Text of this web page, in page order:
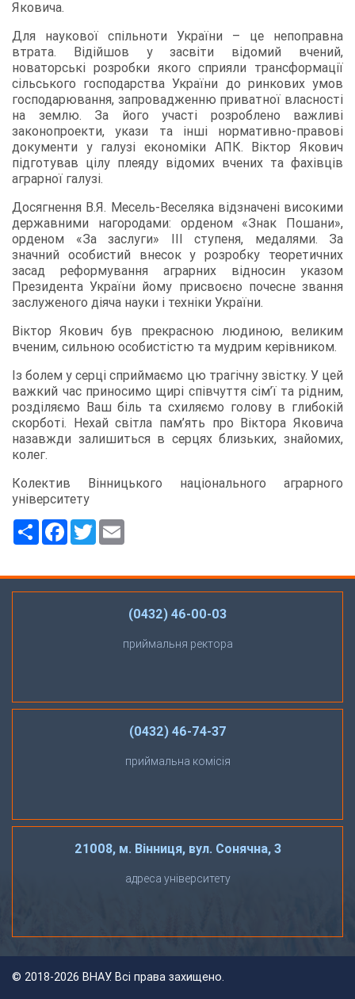
Яковича.
Для наукової спільноти України – це непоправна
втрата. Відійшов у засвіти відомий вчений,
новаторські розробки якого сприяли трансформації
сільського господарства України до ринкових умов
господарювання, запровадженню приватної власності
на землю. За його участі розроблено важливі
законопроекти, укази та інші нормативно-правові
документи у галузі економіки АПК. Віктор Якович
підготував цілу плеяду відомих вчених та фахівців
аграрної галузі.
Досягнення В.Я. Месель-Веселяка відзначені високими
державними нагородами: орденом «Знак Пошани»,
орденом «За заслуги» ІІІ ступеня, медалями. За
значний особистий внесок у розробку теоретичних
засад реформування аграрних відносин указом
Президента України йому присвоєно почесне звання
заслуженого діяча науки і техніки України.
Віктор Якович був прекрасною людиною, великим
вченим, сильною особистістю та мудрим керівником.
Із болем у серці сприймаємо цю трагічну звістку. У цей
важкий час приносимо щирі співчуття сім’ї та рідним,
розділяємо Ваш біль та схиляємо голову в глибокій
скорботі. Нехай світла пам’ять про Віктора Яковича
назавжди залишиться в серцях близьких, знайомих,
колег.
Колектив Вінницького національного аграрного
університету
РесурсFacebook
Twitter
(0432) 46-00-03
приймальня ректора
(0432) 46-74-37
приймальна комісія
21008, м. Вінниця, вул. Сонячна, 3
адреса університету
© 2018-2026 ВНАУ. Всі права захищено.